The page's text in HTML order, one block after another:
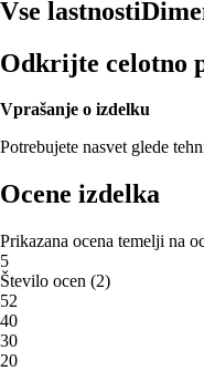
Vse lastnosti
Odkrijte celotno
Vprašanje o izdelku
Potrebujete nasvet glede
Ocene izdelka
Prikazana ocena temelji na
5
Število ocen (2)
52
40
30
20